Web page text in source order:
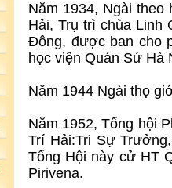
Năm 1934, Ngài
Hải, Trụ trì chùa Linh
Đông, được ban cho
học viện Quán Sứ Hà
Năm 1944 Ngài thọ
Năm 1952, Tổng hội
Trí Hải:Tri Sự
Tổng Hội này cử HT
Pirivena.